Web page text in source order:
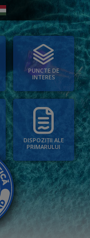
PUNCTE DE
INTERES
DISPOZIȚII ALE
PRIMARULUI